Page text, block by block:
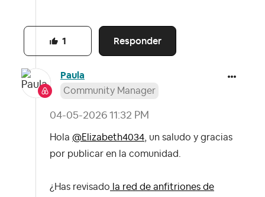
Responder
1
Paula
Community Manager
‎04-05-2026 11:32 PM
Hola @Elizabeth4034, un saludo y gracias
por publicar en la comunidad.
¿Has revisado la red de anfitriones de